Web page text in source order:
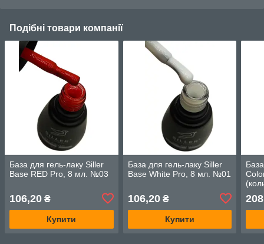
Подібні товари компанії
База для гель-лаку Siller
Base RED Pro, 8 мл. №03
106,20 ₴
Купити
База для гель-лаку Siller
Base White Pro, 8 мл. №01
106,20₴
Купити
208